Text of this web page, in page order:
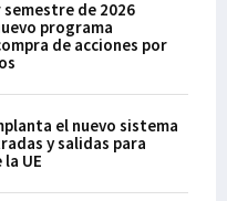
de 2026
programa
de acciones por
el nuevo sistema
y salidas para
UE